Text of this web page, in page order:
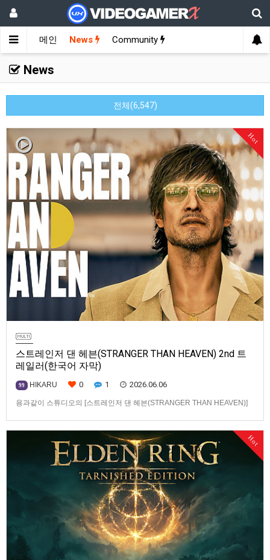
메인 News Community
News
전체(6,547)
Hot
스트레인저 댄 헤븐(STRANGER THAN HEAVEN) 2nd 트
레일러(한국어 자막)
99 HIKARU 0 1 2026.06.06
용과같이 스튜디오의 [스트레인저 댄 헤븐(STRANGER THAN HEAVEN)]
Hot